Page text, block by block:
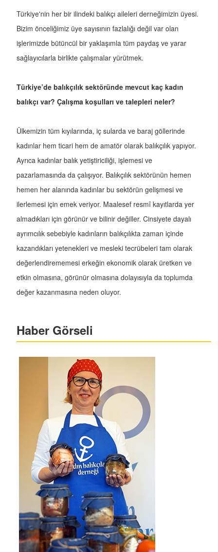
Türkiye'nin her bir ilindeki balıkçı aileleri derneğimizin üyesi.
Bizim önceliğimiz üye sayısının fazlalığı değil var olan
işlerimizde bütüncül bir yaklaşımla tüm paydaş ve yarar
sağlayıcılarla birlikte çalışmalar yürütmek.
Türkiye’de balıkçılık sektöründe mevcut kaç kadın
balıkçı var? Çalışma koşulları ve talepleri neler?
Ülkemizin tüm kıyılarında, iç sularda ve baraj göllerinde
kadınlar hem ticari hem de amatör olarak balıkçılık yapıyor.
Ayrıca kadınlar balık yetiştiriciliği, işlemesi ve
pazarlamasında da çalışıyor. Balıkçılık sektörünün hemen
hemen her alanında kadınlar bu sektörün gelişmesi ve
ilerlemesi için emek veriyor. Maalesef resmî kayıtlarda yer
almadıkları için görünür ve bilinir değiller. Cinsiyete dayalı
ayrımcılık sebebiyle kadınların balıkçılıkta zaman içinde
kazandıkları yetenekleri ve mesleki tecrübeleri tam olarak
değerlendirememesi erkeğin ekonomik olarak üretken ve
etkin olmasına, görünür olmasına dolayısıyla da toplumda
değer kazanmasına neden oluyor.
Haber Görseli